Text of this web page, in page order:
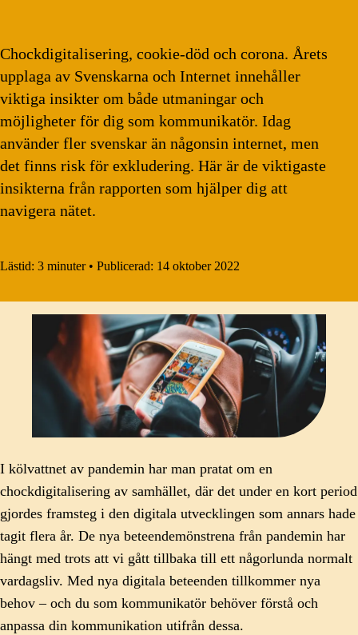
Chockdigitalisering, cookie-död och corona. Årets
upplaga av Svenskarna och Internet innehåller
viktiga insikter om både utmaningar och
möjligheter för dig som kommunikatör. Idag
använder fler svenskar än någonsin internet, men
det finns risk för exkludering. Här är de viktigaste
insikterna från rapporten som hjälper dig att
navigera nätet.
Lästid: 3 minuter • Publicerad: 14 oktober 2022
I kölvattnet av pandemin har man pratat om en
chockdigitalisering av samhället, där det under en kort period
gjordes framsteg i den digitala utvecklingen som annars hade
tagit flera år. De nya beteendemönstrena från pandemin har
hängt med trots att vi gått tillbaka till ett någorlunda normalt
vardagsliv. Med nya digitala beteenden tillkommer nya
behov – och du som kommunikatör behöver förstå och
anpassa din kommunikation utifrån dessa.